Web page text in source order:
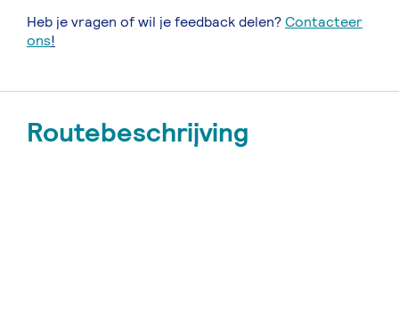
Heb je vragen of wil je feedback delen?Contacteer
ons!
Routebeschrijving